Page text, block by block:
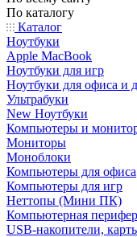
По каталогу
Каталог
Ноутбуки
Apple MacBook
Ноутбуки для игр
Ноутбуки для офиса и
Ультрабуки
New Ноутбуки
Компьютеры и
Мониторы
Моноблоки
Компьютеры для офиса
Компьютеры для игр
Неттопы (Мини ПК)
Компьютерная
USB-накопители,